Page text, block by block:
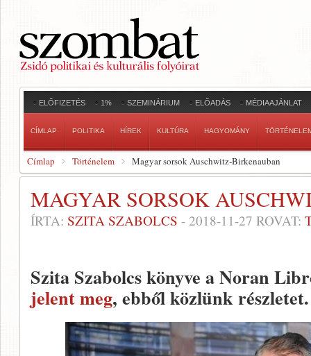
ELŐFIZETÉS 1% SZEMINÁRIUM ELŐADÁS MÉDIAAJÁNLAT
CÍMLAP POLITIKA HÍREK KULTÚRA HAGYOMÁNY
Címlap Történelem Magyar sorsok Auschwitz-Birkenauban
MAGYAR SORSOK
ÍRTA: SZITA SZABOLCS - 2018-11-27 ROVAT:
Szita Szabolcs könyve a Noran
jelent meg, ebből közlünk részletet.